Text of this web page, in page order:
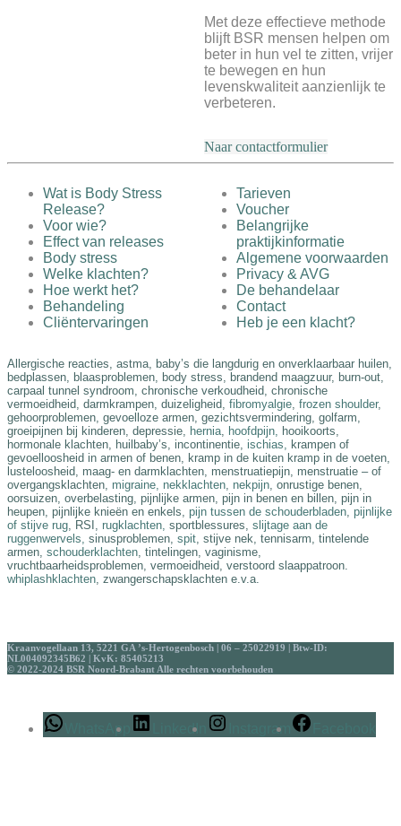
Met deze effectieve methode
blijft BSR mensen helpen om
beter in hun vel te zitten, vrijer
te bewegen en hun
levenskwaliteit aanzienlijk te
verbeteren.
Naar contactformulier
Wat is Body Stress
Release?
Voor wie?
Effect van releases
Body stress
Welke klachten?
Hoe werkt het?
Behandeling
Cliëntervaringen
Tarieven
Voucher
Belangrijke
praktijkinformatie
Algemene voorwaarden
Privacy & AVG
De behandelaar
Contact
Heb je een klacht?
Allergische reacties, astma, baby’s die langdurig en onverklaarbaar huilen,
bedplassen, blaasproblemen, body stress, brandend maagzuur, burn-out,
carpaal tunnel syndroom, chronische verkoudheid, chronische
vermoeidheid, darmkrampen, duizeligheid, fibromyalgie frozen shoulder,
gehoorproblemen, gevoelloze armen, gezichtsvermindering, golfarm,
groeipijnen bij kinderen, depressie, hernia hoofdpijn, hooikoorts,
hormonale klachten, huilbaby’s, incontinentie, ischias, krampen of
gevoelloosheid in armen of benen, kramp in de kuiten kramp in de voeten,
lusteloosheid, maag- en darmklachten, menstruatiepijn, menstruatie – of
overgangsklachten, migraine, nekklachten nekpijn , onrustige benen,
oorsuizen, overbelasting, pijnlijke armen, pijn in benen en billen, pijn in
heupen, pijnlijke knieën en enkels, pijn tussen de schouderbladen pijnlijke
of stijve rug , RSI, rugklachten, sportblessures, slijtage aan de
ruggenwervels, sinusproblemen, spit , stijve nek, tennisarm, tintelende
armen, schouderklachten , tintelingen, vaginisme,
vruchtbaarheidsproblemen, vermoeidheid, verstoord slaappatroon.
whiplashklachten , zwangerschapsklachten e.v.a.
Kraanvogellaan 13, 5221 GA ’s-Hertogenbosch | 06 – 25022919 | Btw-ID:
NL004092345B62 | KvK: 85405213
© 2022-2024 BSR Noord-Brabant Alle rechten voorbehouden
WhatsApp LinkedIn Instagram